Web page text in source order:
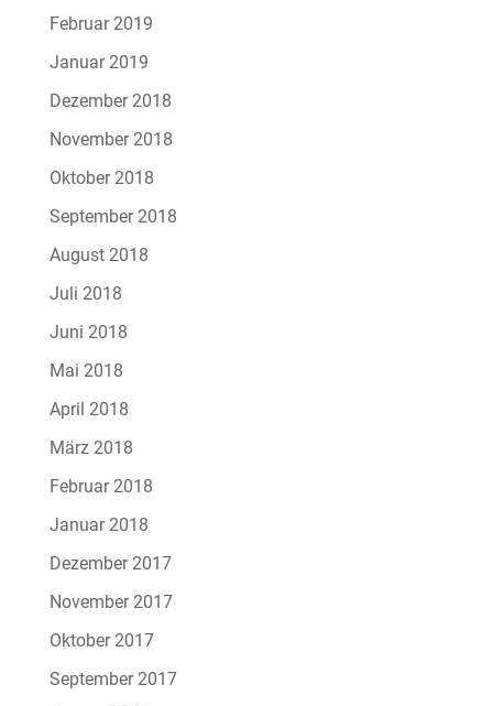
Februar 2019
Januar 2019
Dezember 2018
November 2018
Oktober 2018
September 2018
August 2018
Juli 2018
Juni 2018
Mai 2018
April 2018
März 2018
Februar 2018
Januar 2018
Dezember 2017
November 2017
Oktober 2017
September 2017